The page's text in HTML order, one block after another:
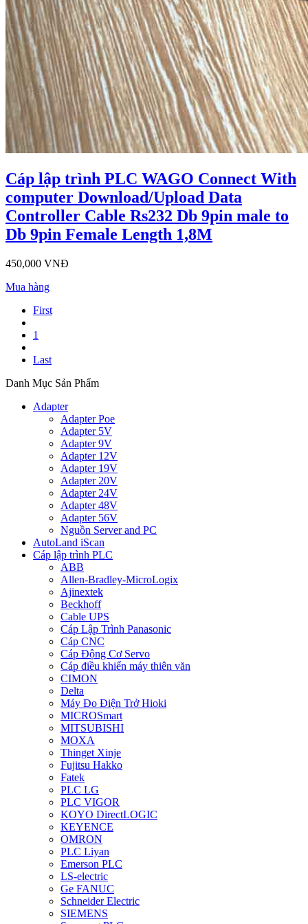
Cáp lập trình PLC WAGO Connect With
computer Download/Upload Data
Controller Cable Rs232 Db 9pin male to
Db 9pin Female Length 1,8M
450,000 VNĐ
Mua hàng
First
1
Last
Danh Mục Sản Phẩm
Adapter
Adapter Poe
Adapter 5V
Adapter 9V
Adapter 12V
Adapter 19V
Adapter 20V
Adapter 24V
Adapter 48V
Adapter 56V
Nguồn Server and PC
AutoLand iScan
Cáp lập trình PLC
ABB
Allen-Bradley-MicroLogix
Ajinextek
Beckhoff
Cable UPS
Cáp Lập Trình Panasonic
Cáp CNC
Cáp Động Cơ Servo
Cáp điều khiển máy thiên văn
CIMON
Delta
Máy Đo Điện Trở Hioki
MICROSmart
MITSUBISHI
MOXA
Thinget Xinje
Fujitsu Hakko
Fatek
PLC LG
PLC VIGOR
KOYO DirectLOGIC
KEYENCE
OMRON
PLC Liyan
Emerson PLC
LS-electric
Ge FANUC
Schneider Electric
SIEMENS